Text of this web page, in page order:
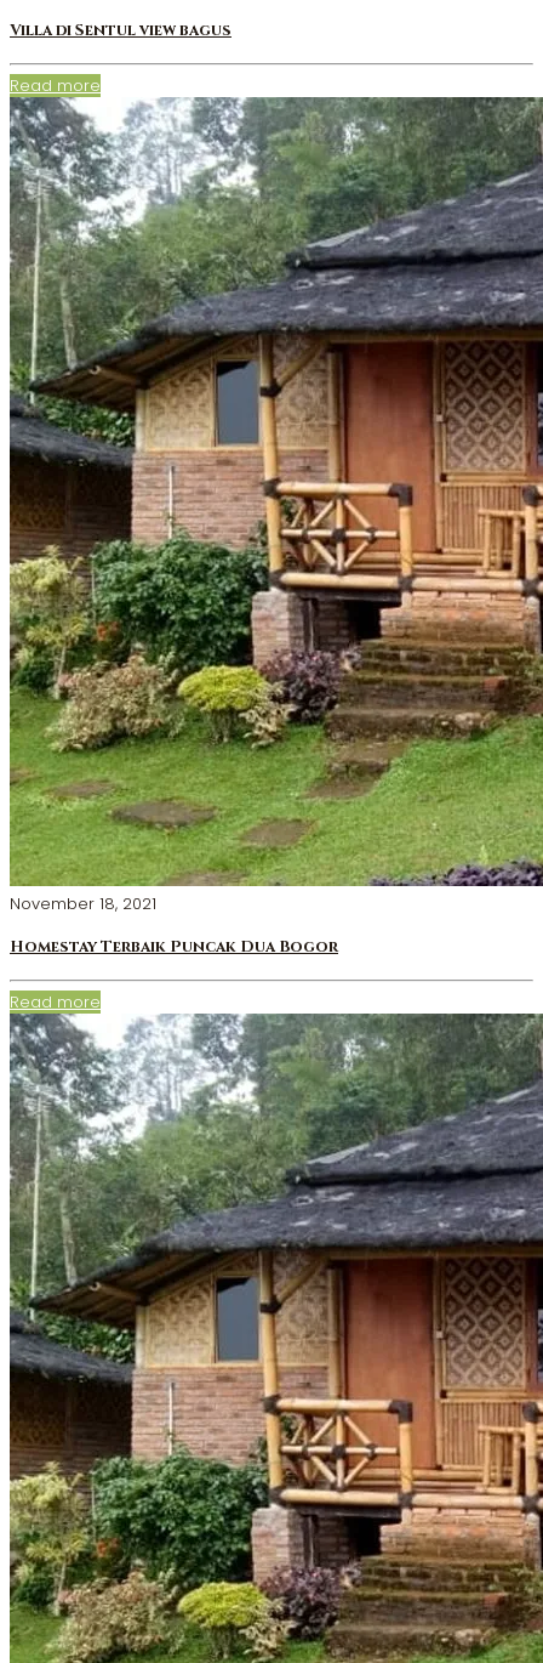
Villa di Sentul view bagus
Read more
November 18, 2021
Homestay Terbaik Puncak Dua Bogor
Read more